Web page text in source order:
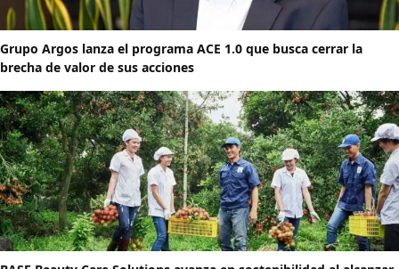
Grupo Argos lanza el programa ACE 1.0 que busca cerrar la
brecha de valor de sus acciones